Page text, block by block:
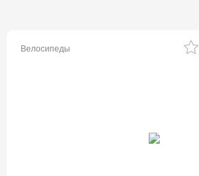
Велосипеды